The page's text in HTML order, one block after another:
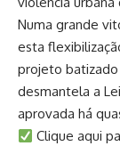
Numa grande
esta
projeto batizado
desmantela a
aprovada há
Clique aqui